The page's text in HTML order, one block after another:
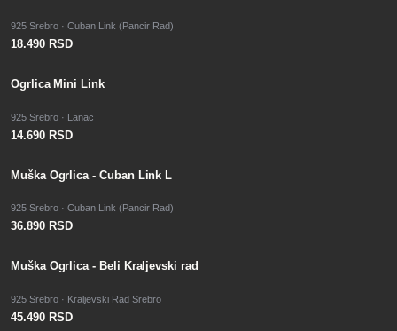
925 Srebro · Cuban Link (Pancir Rad)
18.490 RSD
Ogrlica Mini Link
925 Srebro · Lanac
14.690 RSD
Muška Ogrlica - Cuban Link L
925 Srebro · Cuban Link (Pancir Rad)
36.890 RSD
Muška Ogrlica - Beli Kraljevski rad
925 Srebro · Kraljevski Rad Srebro
45.490 RSD